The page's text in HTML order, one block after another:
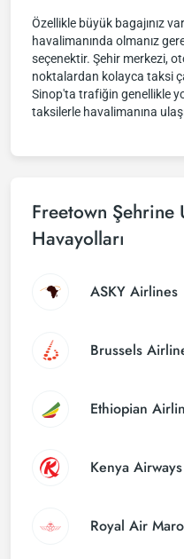
Özellikle büyük bagajınız
havalimanında olmanız
seçenektir. Şehir merkezi,
noktalardan kolayca taksi
Sinop'ta trafiğin genellikle
taksilerle havalimanına
Freetown Şehrine
Havayolları
ASKY Airlines
Brussels
Ethiopian
Kenya Airways
Royal Air